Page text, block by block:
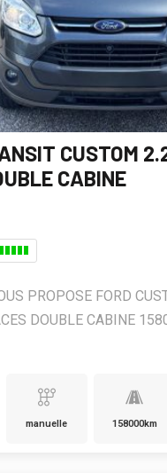
CUSTOM
CABINE
PROPOSE FORD
DOUBLE CABINE
manuelle 158000km